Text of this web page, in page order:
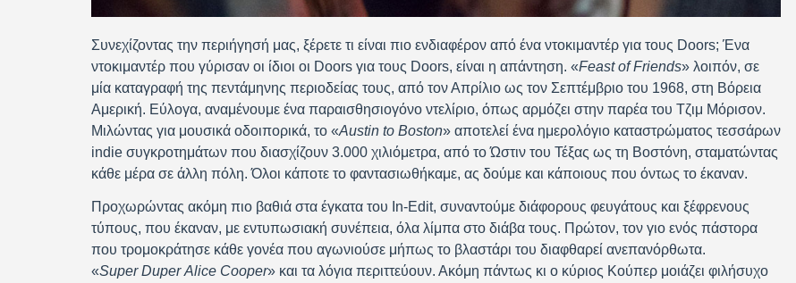
Συνεχίζοντας την περιήγησή μας, ξέρετε τι είναι πιο ενδιαφέρον από ένα ντοκιμαντέρ για τους Doors; Ένα
ντοκιμαντέρ που γύρισαν οι ίδιοι οι Doors για τους Doors, είναι η απάντηση. «FeastofFriends» λοιπόν, σε
μία καταγραφή της πεντάμηνης περιοδείας τους, από τον Απρίλιο ως τον Σεπτέμβριο του 1968, στη Βόρεια
Αμερική. Εύλογα, αναμένουμε ένα παραισθησιογόνο ντελίριο, όπως αρμόζει στην παρέα του Τζιμ Μόρισον.
Μιλώντας για μουσικά οδοιπορικά, το «Austin to Boston» αποτελεί ένα ημερολόγιο καταστρώματος τεσσάρων
indie συγκροτημάτων που διασχίζουν 3.000 χιλιόμετρα, από το Ώστιν του Τέξας ως τη Βοστόνη, σταματώντας
κάθε μέρα σε άλλη πόλη. Όλοι κάποτε το φαντασιωθήκαμε, ας δούμε και κάποιους που όντως το έκαναν.
Προχωρώντας ακόμη πιο βαθιά στα έγκατα του In-Edit, συναντούμε διάφορους φευγάτους και ξέφρενους
τύπους, που έκαναν, με εντυπωσιακή συνέπεια, όλα λίμπα στο διάβα τους. Πρώτον, τον γιο ενός πάστορα
που τρομοκράτησε κάθε γονέα που αγωνιούσε μήπως το βλαστάρι του διαφθαρεί ανεπανόρθωτα.
«SuperDuperAlice Cooper» και τα λόγια περιττεύουν. Ακόμη πάντως κι ο κύριος Κούπερ μοιάζει φιλήσυχο